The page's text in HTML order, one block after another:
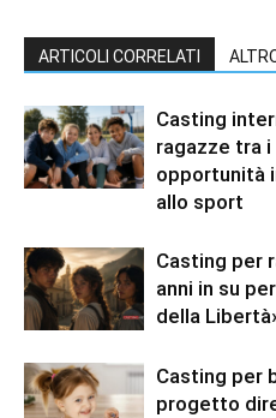
ARTICOLI CORRELATI
Casting
ragazze tra i
opportunità
allo sport
Casting per
anni in su
della
Casting per
progetto